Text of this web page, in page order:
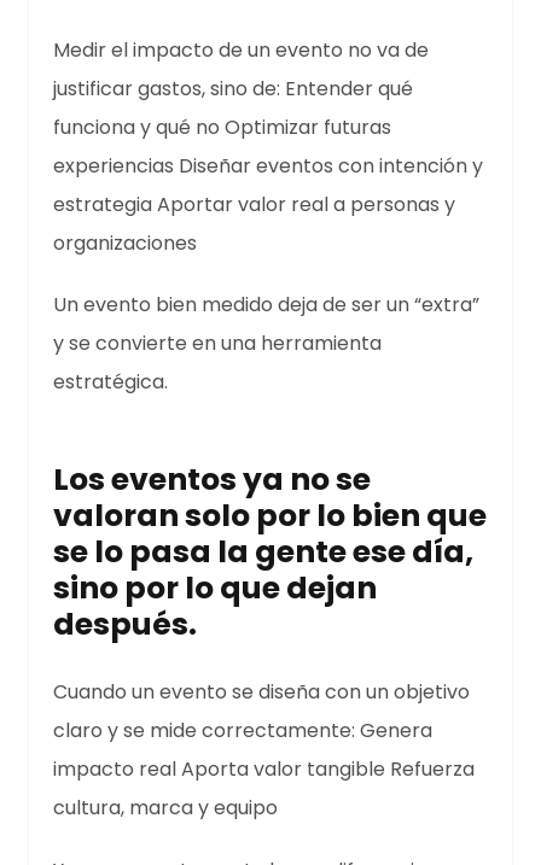
Medir el impacto de un evento no va de
justificar gastos, sino de: Entender qué
funciona y qué no Optimizar futuras
experiencias Diseñar eventos con intención y
estrategia Aportar valor real a personas y
organizaciones
Un evento bien medido deja de ser un “extra”
y se convierte en una herramienta
estratégica.
Los eventos ya no se
valoran solo por lo bien que
se lo pasa la gente ese día,
sino por lo que dejan
después.
Cuando un evento se diseña con un objetivo
claro y se mide correctamente: Genera
impacto real Aporta valor tangible Refuerza
cultura, marca y equipo